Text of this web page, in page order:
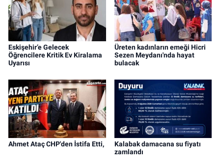
Eskişehir’e Gelecek
Öğrencilere Kritik Ev Kiralama
Uyarısı
Üreten kadınların emeği Hicri
Sezen Meydanı'nda hayat
bulacak
Ahmet Ataç CHP'den İstifa Etti,
Kalabak damacana su fiyatı
zamlandı